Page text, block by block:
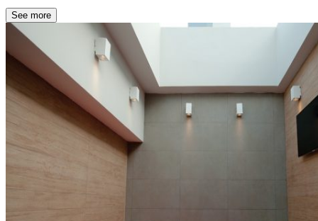
See more